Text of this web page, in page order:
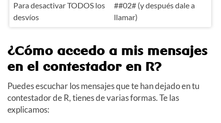
Para desactivar TODOS los
desvíos
##02# (y después dale a
llamar)
¿Cómo accedo a mis mensajes
en el contestador en R?
Puedes escuchar los mensajes que te han dejado en tu
contestador de R, tienes de varias formas. Te las
explicamos: